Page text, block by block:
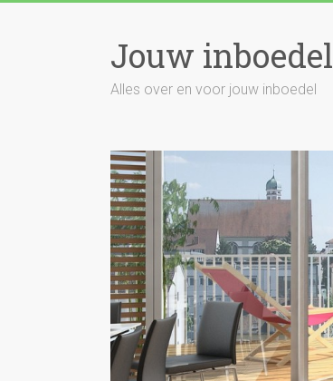
Jouw inboedel
Alles over en voor jouw inboedel